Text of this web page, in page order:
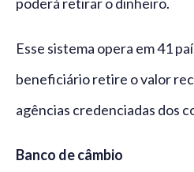
Esse sistema opera em 41
beneficiário retire o valor
agências credenciadas dos
Banco de câmbio